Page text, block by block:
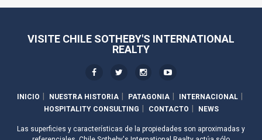
VISITE CHILE SOTHEBY'S INTERNATIONAL
REALTY
INICIO NUESTRA HISTORIA PATAGONIA
INTERNACIONAL
HOSPITALITY CONSULTING
CONTACTO NEWS
Las superficies y características de la propiedades son aproximadas y